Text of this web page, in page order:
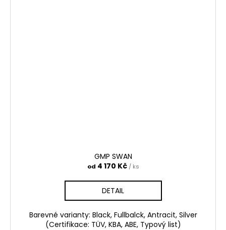
GMP SWAN
od 4 170 Kč / ks
DETAIL
Barevné varianty: Black, Fullbalck, Antracit, Silver
(Certifikace: TÜV, KBA, ABE, Typový list)